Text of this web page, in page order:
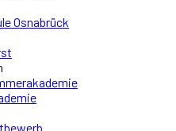
Osnabrück